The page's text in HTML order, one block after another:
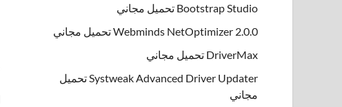
Bootstrap Studio تحميل مجاني
Webminds NetOptimizer 2.0.0 تحميل مجاني
DriverMax تحميل مجاني
Systweak Advanced Driver Updater تحميل
مجاني